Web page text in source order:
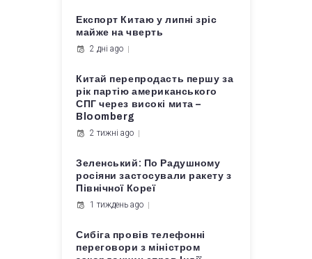
Експорт Китаю у липні зріс
майже на чверть
2 дні ago
Китай перепродасть першу за
рік партію американського
СПГ через високі мита –
Bloomberg
2 тижні ago
Зеленський: По Радушному
росіяни застосували ракету з
Північної Кореї
1 тиждень ago
Сибіга провів телефонні
переговори з міністром